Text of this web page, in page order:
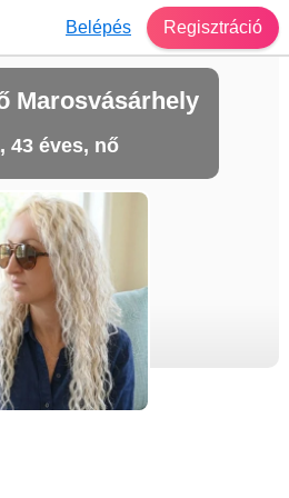
Belépés Regisztráció
Marosvásárhely
43 éves, nő